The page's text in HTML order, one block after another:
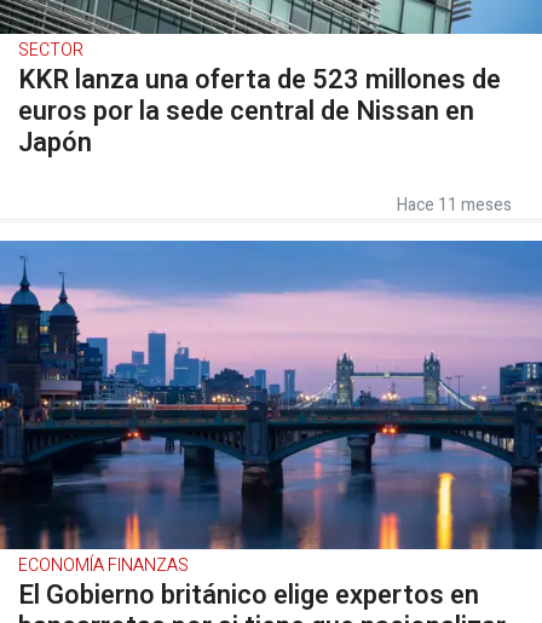
SECTOR
KKR lanza una oferta de 523 millones de
euros por la sede central de Nissan en
Japón
Hace 11 meses
ECONOMÍA FINANZAS
El Gobierno británico elige expertos en